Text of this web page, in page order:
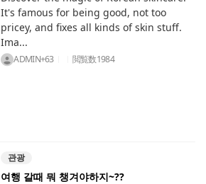
It's famous for being good, not too
pricey, and fixes all kinds of skin stuff.
Ima...
ADMIN+63 閲覧数1984
관광
여행 갈때 뭐 챙겨야하지~??